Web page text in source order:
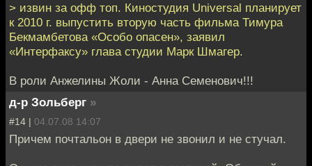
> извин за офф топ. Киностудия Universal планирует
к 2010 г. выпустить вторую часть фильма Тимура
Бекмамбетова «Особо опасен», заявил
«Интерфаксу» глава студии Марк Шмагер.
В роли Анжелины Жоли - Анна Семенович!!!
д-р Зольберг »
#14 | 04.07.08 14:07
Причем почтальон в двери не звонил и не стучал.